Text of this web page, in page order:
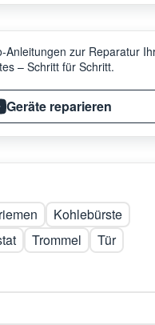
Anleitungen zur Reparatur
– Schritt für Schritt.
Geräte reparieren
Kohlebürste
Trommel
Tür